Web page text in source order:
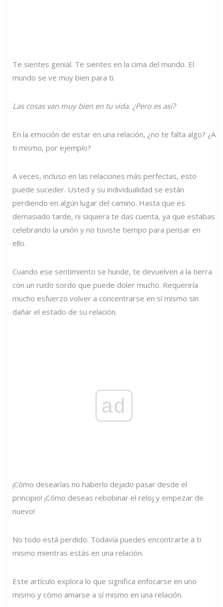
Te sientes genial. Te sientes en la cima del mundo. El
mundo se ve muy bien para ti.
Las cosas van muy bien en tu vida. ¿Pero es así?
En la emoción de estar en una relación, ¿no te falta algo? ¿A
ti mismo, por ejemplo?
A veces, incluso en las relaciones más perfectas, esto
puede suceder. Usted y su individualidad se están
perdiendo en algún lugar del camino. Hasta que es
demasiado tarde, ni siquiera te das cuenta, ya que estabas
celebrando la unión y no tuviste tiempo para pensar en
ello.
Cuando ese sentimiento se hunde, te devuelven a la tierra
con un ruido sordo que puede doler mucho. Requeriría
mucho esfuerzo volver a concentrarse en sí mismo sin
dañar el estado de su relación.
ad
¡Cómo desearías no haberlo dejado pasar desde el
principio! ¡Cómo deseas rebobinar el reloj y empezar de
nuevo!
No todo está perdido. Todavía puedes encontrarte a ti
mismo mientras estás en una relación.
Este artículo explora lo que significa enfocarse en uno
mismo y cómo amarse a sí mismo en una relación.